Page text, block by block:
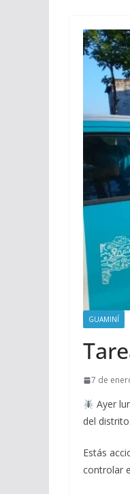
GUAMINÍ
7 de
Ayer
del distrito.
Estás
controlar